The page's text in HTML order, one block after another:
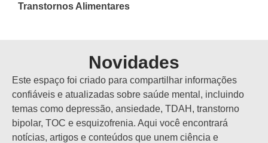
Transtornos Alimentares
Novidades
Este espaço foi criado para compartilhar informações
confiáveis e atualizadas sobre saúde mental, incluindo
temas como depressão, ansiedade, TDAH, transtorno
bipolar, TOC e esquizofrenia. Aqui você encontrará
notícias, artigos e conteúdos que unem ciência e